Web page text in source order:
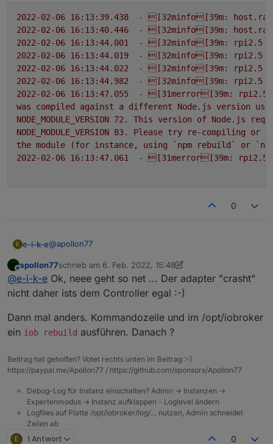
2022-02-06 16:13:39.438 - [32minfo[39m:
2022-02-06 16:13:40.446
- [32minfo[39m:
2022-02-06 16:13:44.001
- [32minfo[39m: rpi2.5
2022-02-06 16:13:44.019
- [32minfo[39m: rpi2.5
2022-02-06 16:13:44.022
- [32minfo[39m: rpi2.5
2022-02-06 16:13:44.982
- [32minfo[39m: rpi2.5
2022-02-06 16:13:47.055
- [31merror[39m: rpi2.5
was
compiled against a different Node.js version
NODE_MODULE_VERSION 72. This version of Node.js
NODE_MODULE_VERSION 83. Please try re-compiling or
the module (for instance, using `npm rebuild` or
2022-02-06 16:13:47.061
- [31merror[39m: rpi2.5
0
E e-i-k-e@apollon77
Anbei die log-Datei nach dem stoppen des Adapters.
0acd144b-a428-4cfd-9611-468c28fbd74e-
iobroker.2022-02-06.log
Und der log nach einem erneuten Start.
2022-02-06 16:13:39.438  - [32minfo[39m:
2022-02-06 16:13:44.001  - [32minfo[39m:
2022-02-06 16:13:44.022  - [32minfo[39m:
2022-02-06 16:13:44.982  -
was compiled against a different Node.js
NODE_MODULE_VERSION 72. This version of
NODE_MODULE_VERSION 83. Please try re-
2022-02-06 16:13:47.061  -
Offline
apollon77schrieb am 6. Feb. 2022, 15:48
zuletzt editiert von apollon772. Juni 2022, 16:58
@e-i-k-e Ok, neee geht so net ... Der adapter "crasht"
nicht daher ists dem Controller egal :-)
Dann mal anders. Kommandozeile und im /opt/iobroker
ein iob rebuild ausführen. Danach ?
Beitrag hat geholfen? Votet rechts unten im Beitrag :-)
https://paypal.me/Apollon77 / https://github.com/sponsors/Apollon77
Debug-Log für Instanz einschalten? Admin -> Instanzen ->
Expertenmodus -> Instanz aufklappen - Loglevel ändern
Logfiles auf Platte /opt/iobroker/log/… nutzen, Admin schneidet
Zeilen ab
E 1 Antwort 0